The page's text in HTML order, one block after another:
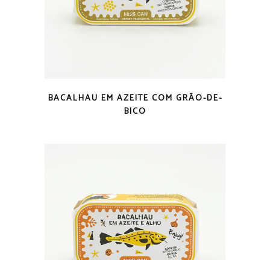
BACALHAU EM AZEITE COM GRÃO-DE-
BICO